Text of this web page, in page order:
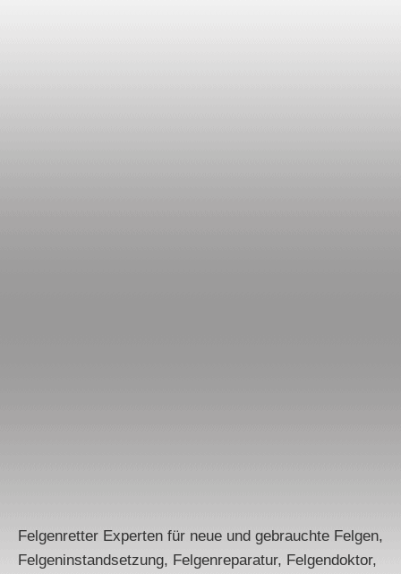
Felgenretter Experten für neue und gebrauchte Felgen,
Felgeninstandsetzung, Felgenreparatur, Felgendoktor,